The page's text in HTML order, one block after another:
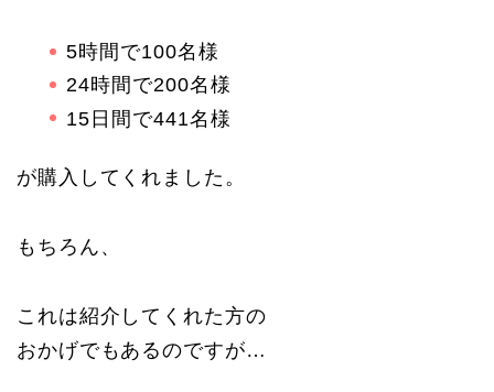
5時間で100名様
24時間で200名様
15日間で441名様
が購入してくれました。
もちろん、
これは紹介してくれた方の
おかげでもあるのですが…